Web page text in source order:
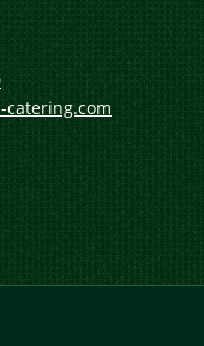
catering.com